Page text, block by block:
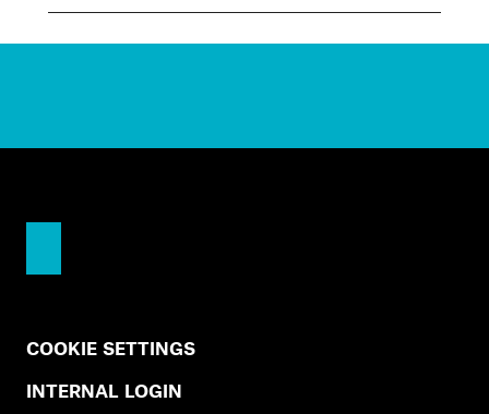
COOKIE SETTINGS
INTERNAL LOGIN